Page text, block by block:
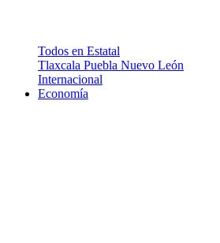
Todos en Estatal
Tlaxcala Puebla Nuevo León
Internacional
Economía